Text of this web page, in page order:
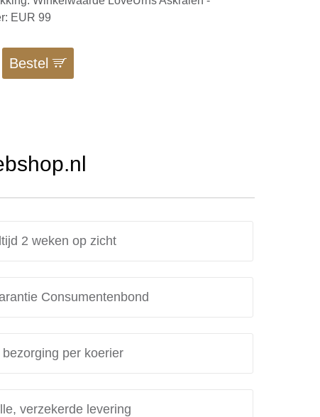
EUR 99
Bestel
2 weken op zicht
Consumentenbond
per koerier
verzekerde levering